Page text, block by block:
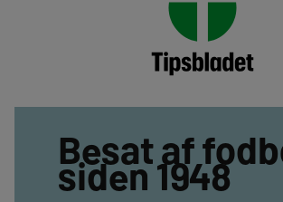
Besat af
siden 1948